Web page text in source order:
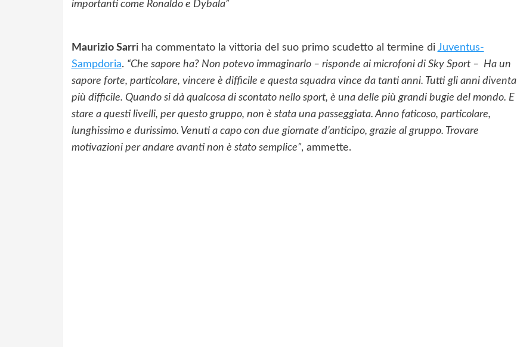
importanti come Ronaldo e Dybala”
Maurizio Sarri ha commentato la vittoria del suo primo scudetto al termine di Juventus-
Sampdoria. “Che sapore ha? Non potevo immaginarlo – risponde ai microfoni di Sky Sport – Ha un
sapore forte, particolare, vincere è difficile e questa squadra vince da tanti anni. Tutti gli anni diventa
più difficile. Quando si dà qualcosa di scontato nello sport, è una delle più grandi bugie del mondo. E
stare a questi livelli, per questo gruppo, non è stata una passeggiata. Anno faticoso, particolare,
lunghissimo e durissimo. Venuti a capo con due giornate d’anticipo, grazie al gruppo. Trovare
motivazioni per andare avanti non è stato semplice”, ammette.